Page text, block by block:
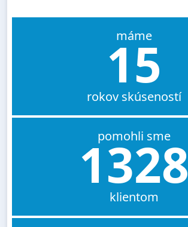
máme
15
rokov skúseností
pomohli sme
1328
klientom